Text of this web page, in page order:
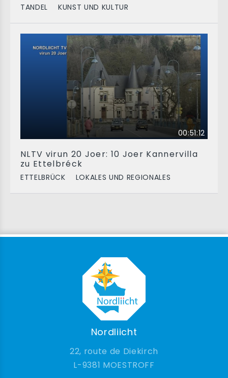
TANDEL KUNST UND KULTUR
00:51:12
NLTV virun 20 Joer: 10 Joer Kannervilla
zu Ettelbréck
ETTELBRÜCK LOKALES UND REGIONALES
Nordliicht
22, route de Diekirch
9381 MOESTROFF